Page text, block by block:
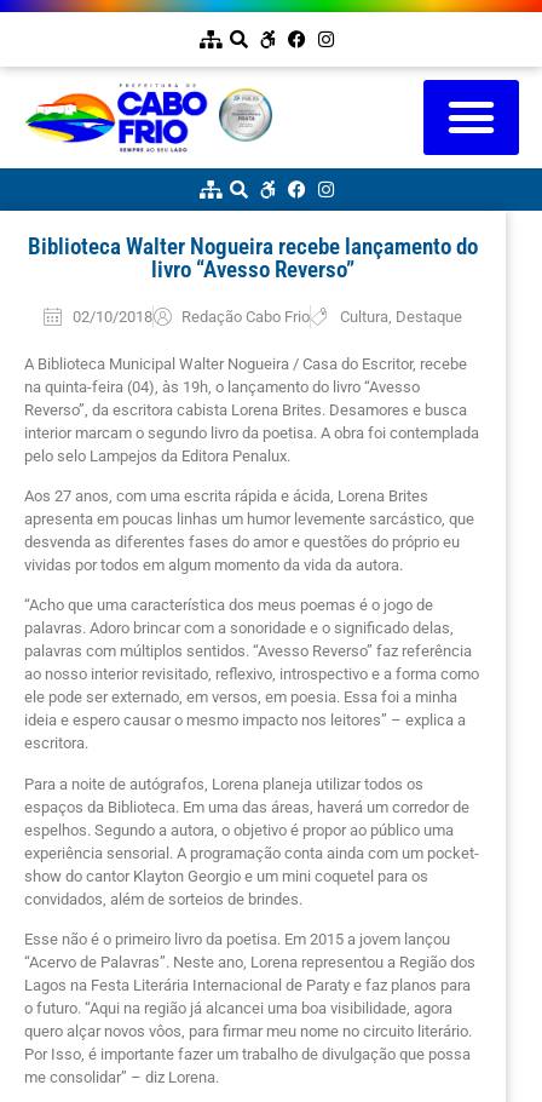
Biblioteca Walter Nogueira recebe lançamento do
livro “Avesso Reverso”
02/10/2018 Redação Cabo Frio Cultura Destaque
A Biblioteca Municipal Walter Nogueira / Casa do Escritor, recebe
na quinta-feira (04), às 19h, o lançamento do livro “Avesso
Reverso”, da escritora cabista Lorena Brites. Desamores e busca
interior marcam o segundo livro da poetisa. A obra foi contemplada
pelo selo Lampejos da Editora Penalux.
Aos 27 anos, com uma escrita rápida e ácida, Lorena Brites
apresenta em poucas linhas um humor levemente sarcástico, que
desvenda as diferentes fases do amor e questões do próprio eu
vividas por todos em algum momento da vida da autora.
“Acho que uma característica dos meus poemas é o jogo de
palavras. Adoro brincar com a sonoridade e o significado delas,
palavras com múltiplos sentidos. “Avesso Reverso” faz referência
ao nosso interior revisitado, reflexivo, introspectivo e a forma como
ele pode ser externado, em versos, em poesia. Essa foi a minha
ideia e espero causar o mesmo impacto nos leitores” – explica a
escritora.
Para a noite de autógrafos, Lorena planeja utilizar todos os
espaços da Biblioteca. Em uma das áreas, haverá um corredor de
espelhos. Segundo a autora, o objetivo é propor ao público uma
experiência sensorial. A programação conta ainda com um pocket-
show do cantor Klayton Georgio e um mini coquetel para os
convidados, além de sorteios de brindes.
Esse não é o primeiro livro da poetisa. Em 2015 a jovem lançou
“Acervo de Palavras”. Neste ano, Lorena representou a Região dos
Lagos na Festa Literária Internacional de Paraty e faz planos para
o futuro. “Aqui na região já alcancei uma boa visibilidade, agora
quero alçar novos vôos, para firmar meu nome no circuito literário.
Por Isso, é importante fazer um trabalho de divulgação que possa
me consolidar” – diz Lorena.